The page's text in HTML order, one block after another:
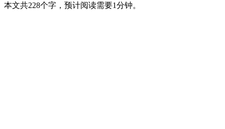
本文共228个字，预计阅读需要1分钟。